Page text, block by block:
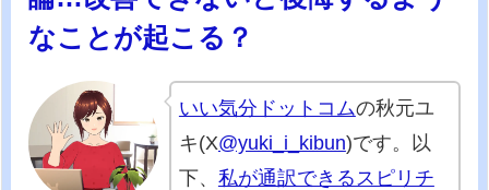
なことが起こる？
いい気分ドットコムの秋元ユ
キ(X@yuki_i_kibun)です。以
下、 私が通訳できるスピリチ